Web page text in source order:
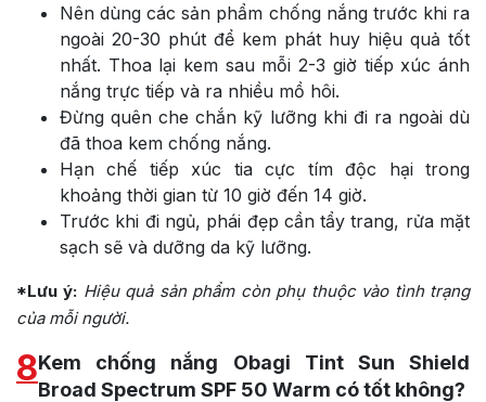
Nên dùng các sản phẩm chống nắng trước khi ra
ngoài 20-30 phút để kem phát huy hiệu quả tốt
nhất. Thoa lại kem sau mỗi 2-3 giờ tiếp xúc ánh
nắng trực tiếp và ra nhiều mồ hôi.
Đừng quên che chắn kỹ lưỡng khi đi ra ngoài dù
đã thoa kem chống nắng.
Hạn chế tiếp xúc tia cực tím độc hại trong
khoảng thời gian từ 10 giờ đến 14 giờ.
Trước khi đi ngủ, phái đẹp cần tẩy trang, rửa mặt
sạch sẽ và dưỡng da kỹ lưỡng.
*Lưu ý: Hiệu quả sản phẩm còn phụ thuộc vào tình trạng
của mỗi người.
8Kem chống nắng Obagi Tint Sun Shield
Broad Spectrum SPF 50 Warm có tốt không?